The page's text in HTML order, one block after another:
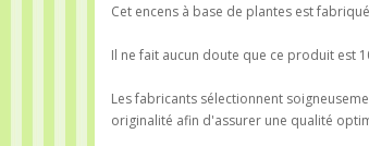
Cet encens à base de plantes est
Il ne fait aucun doute que ce produit est
Les fabricants sélectionnent
originalité afin d'assurer une qualité